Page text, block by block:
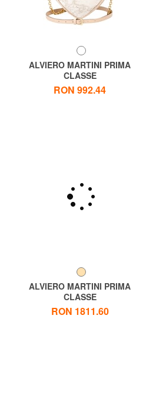
ALVIERO MARTINI PRIMA
CLASSE
GEO CLASSIC Geantă de
umăr, formă de inimă
RON 992.44
ALVIERO MARTINI PRIMA
CLASSE
GEO CLASSIC Geantă
găleată
RON 1811.60